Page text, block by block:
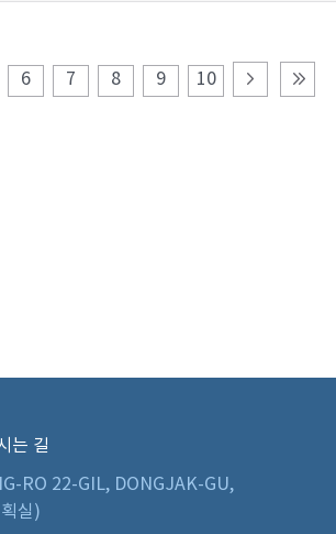
6 7 8 9 10
는 길
RO 22-GIL, DONGJAK-GU,
실)